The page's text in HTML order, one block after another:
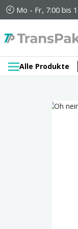
Mo - Fr, 7:00 bis
Alle Produkte